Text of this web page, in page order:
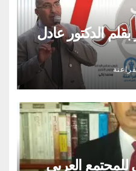
إقتصاد الحرب بمصر بقلم الدكتور عادل
للمجتمع العربي